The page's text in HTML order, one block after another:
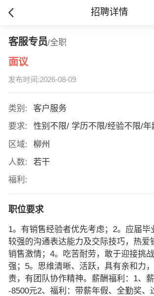
招聘详情
客服专员/全职
面议
发布时间:2026-08-09
类别:
客户服务
要求:
性别不限/ 学历不限/经验不限/年
区域:
柳州
人数:
若干
福利:
职位要求
1。有销售经验者优先考虑；2。应届毕
较强的沟通表达能力及交际技巧，热爱
销售激情；4。吃苦耐劳，敢于迎接挑
强；5。思维清晰、活跃，具有亲和力
责，有团队协作精神。薪酬福利：1、
-8500元2、福利：带薪年假、全勤奖、